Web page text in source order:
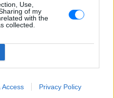
Use,
of my
with the
collected.
Access Privacy Policy